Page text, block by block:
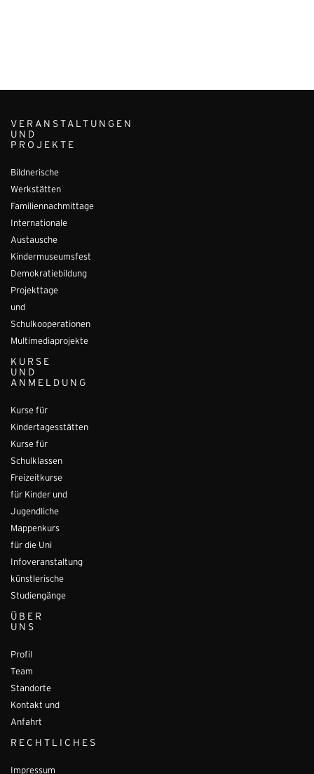
VERANSTALTUNGEN
UND
PROJEKTE
Bildnerische
Werkstätten
Familiennachmittage
Internationale
Austausche
Kindermuseumsfest
Demokratiebildung
Projekttage
und
Schulkooperationen
Multimediaprojekte
KURSE
UND
ANMELDUNG
Kurse für
Kindertagesstätten
Kurse für
Schulklassen
Freizeitkurse
für Kinder und
Jugendliche
Mappenkurs
für die Uni
Infoveranstaltung
künstlerische
Studiengänge
ÜBER
UNS
Profil
Team
Standorte
Kontakt und
Anfahrt
RECHTLICHES
Impressum